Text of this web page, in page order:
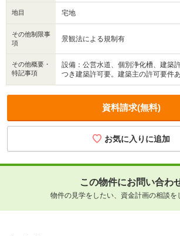
地目 宅地
その他制限事
項
景観法による規制有
その他概要・
特記事項
設備：公営水道、個別浄化槽、建築
つき建築許可要。建築主の許可要件
資料請求(無料)
この物件にお問い合わ
物件の見学をしたい、資金計画の相談を